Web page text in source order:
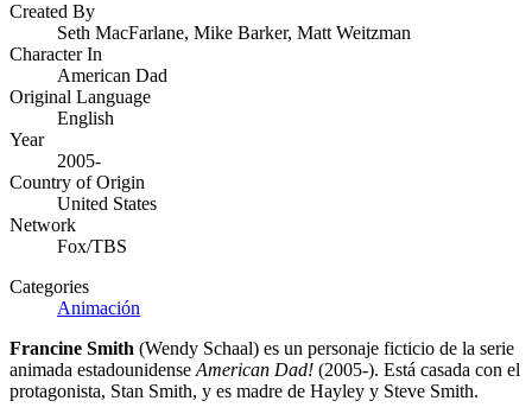
Created By
Seth MacFarlane, Mike Barker, Matt Weitzman
Character In
American Dad
Original Language
English
Year
2005-
Country of Origin
United States
Network
Fox/TBS
Categories
Animación
Francine Smith (Wendy Schaal) es un personaje ficticio de la serie
animada estadounidense American Dad! (2005-). Está casada con el
protagonista, Stan Smith, y es madre de Hayley y Steve Smith.